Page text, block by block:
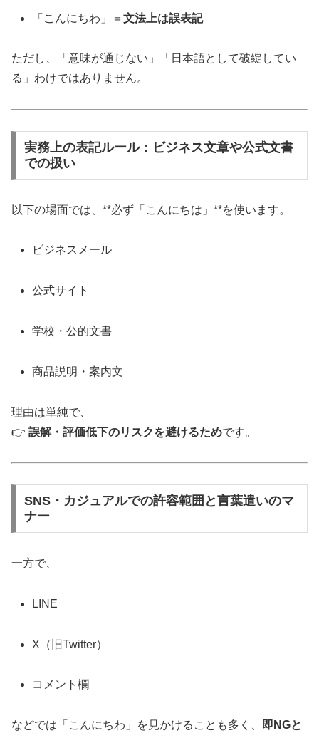
「こんにちわ」＝文法上は誤表記
ただし、「意味が通じない」「日本語として破綻してい
る」わけではありません。
実務上の表記ルール：ビジネス文章や公式文書
での扱い
以下の場面では、**必ず「こんにちは」**を使います。
ビジネスメール
公式サイト
学校・公的文書
商品説明・案内文
理由は単純で、
👉 誤解・評価低下のリスクを避けるためです。
SNS・カジュアルでの許容範囲と言葉遣いのマ
ナー
一方で、
LINE
X（旧Twitter）
コメント欄
などでは「こんにちわ」を見かけることも多く、
即NGと